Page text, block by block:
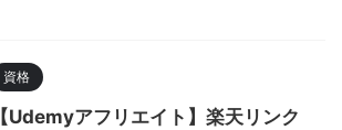
資格
【Udemyアフリエイト】楽天リンク